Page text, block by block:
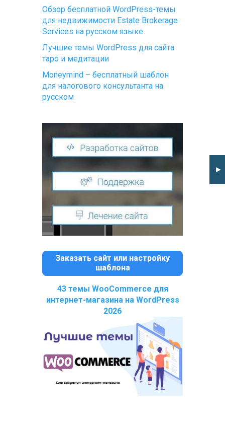
Обзор бесплатной WordPress-темы
для недвижимости Estate Brokerage
Services на русском языке
Лучшие темы WordPress для сайта
таро и медитации
Moneymind – бесплатный шаблон
для налогового консультанта на
русском
Заказать сайт или настройку
шаблона
43 темы WooCommerce для
интернет-магазина на WordPress
2026
►